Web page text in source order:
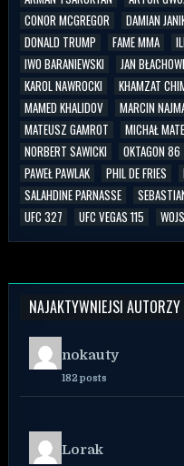
CONOR MCGREGOR
DAMIAN
DONALD TRUMP
FAME MMA
IWO BARANIEWSKI
JAN
KAROL NAWROCKI
KHAMZAT
MAMED KHALIDOV
MARCIN
MATEUSZ GAMROT
MICHAŁ
NORBERT SAWICKI
OKTAGON 86
PAWEŁ PAWLAK
PHIL DE FRIES
SALAHDINE PARNASSE
UFC 327
UFC VEGAS 115
NAJAKTYWNIEJSI AUTORZY
nokauty
182 posts
Lorak